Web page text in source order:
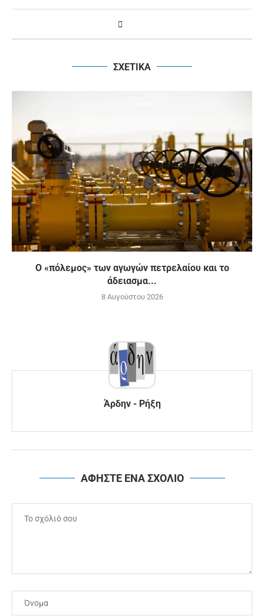
ΣΧΕΤΙΚΑ
Ο «πόλεμος» των αγωγών πετρελαίου και το
άδειασμα...
8 Αυγούστου 2026
Άρδην - Ρήξη
ΑΦΗΣΤΕ ΕΝΑ ΣΧΟΛΙΟ